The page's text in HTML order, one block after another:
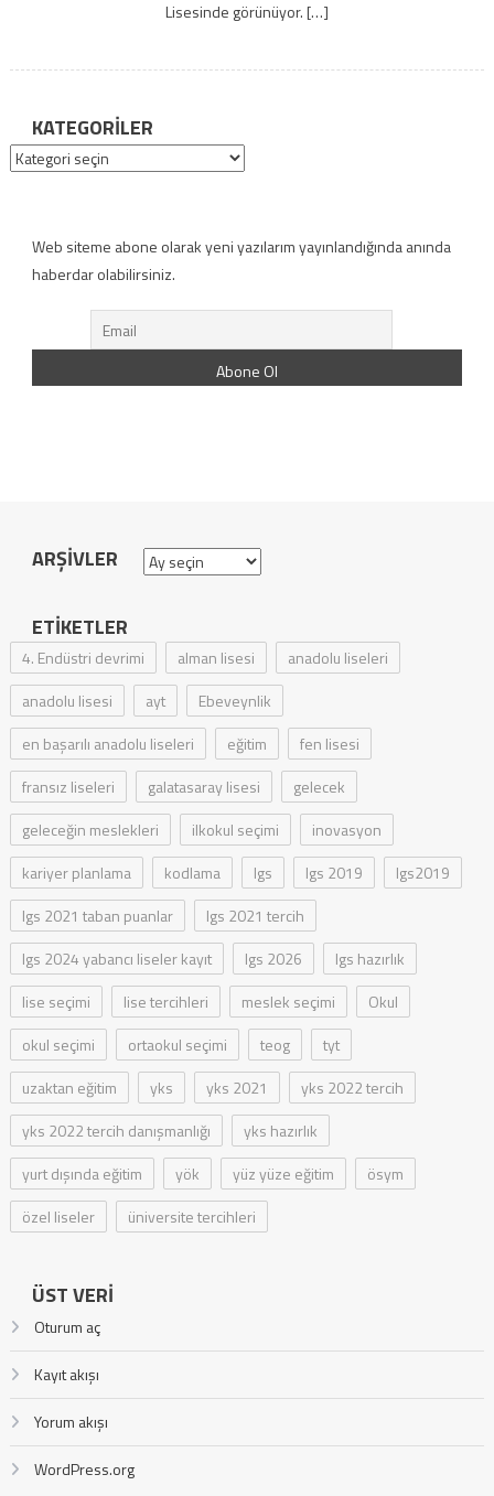
Lisesinde görünüyor. […]
KATEGORILER
Kategoriler
Web siteme abone olarak yeni yazılarım yayınlandığında anında
haberdar olabilirsiniz.
ARŞIVLER Arşivler
ETIKETLER
4. Endüstri devrimi alman lisesi
anadolu liseleri
anadolu lisesi
ayt
Ebeveynlik
en başarılı anadolu liseleri
eğitim
fen lisesi
fransız liseleri
galatasaray lisesi
gelecek
geleceğin meslekleri
ilkokul seçimi
inovasyon
kariyer planlama
kodlama lgs lgs 2019
lgs2019
lgs 2021 taban puanlar
lgs 2021 tercih
lgs 2024 yabancı liseler kayıt
lgs 2026
lgs hazırlık
lise seçimi
lise tercihleri meslek seçimi
Okul
okul seçimi
ortaokul seçimi teog
tyt
uzaktan eğitim
yks yks 2021
yks 2022 tercih
yks 2022 tercih danışmanlığı
yks hazırlık
yurt dışında eğitim
yök yüz yüze eğitim
ösym
özel liseler
üniversite tercihleri
ÜST VERI
Oturum aç
Kayıt akışı
Yorum akışı
WordPress.org